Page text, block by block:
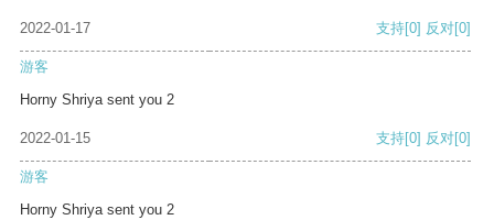
2022-01-17 支持[0] 反对[0]
游客
Horny Shriya sent you 2
2022-01-15 支持[0] 反对[0]
游客
Horny Shriya sent you 2